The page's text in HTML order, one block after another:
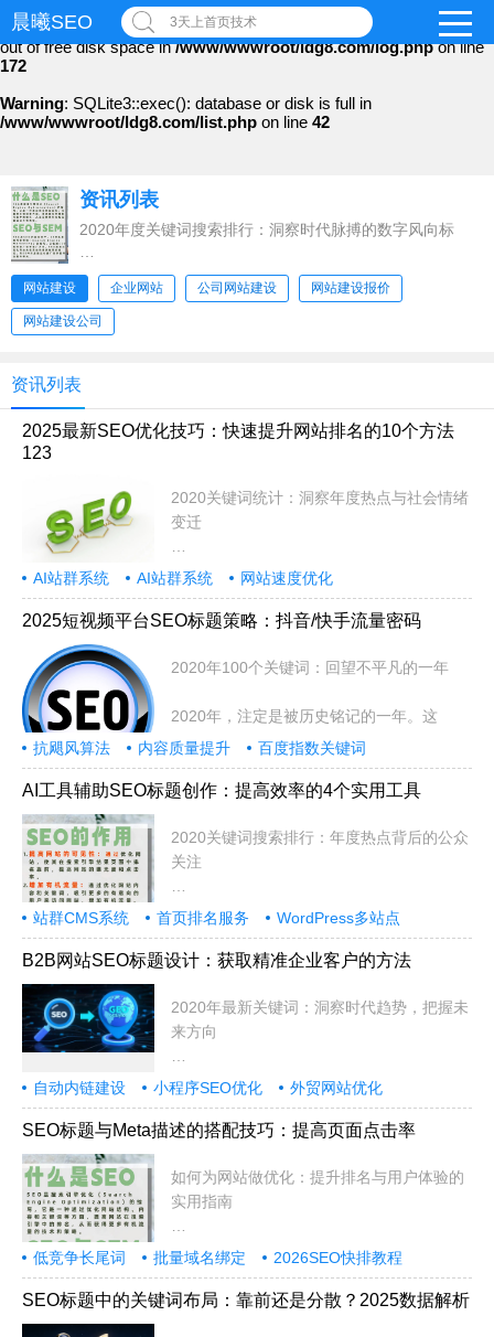
Warning: file_put_contents(): Only -1 of 96 bytes written, possibly
out of free disk space in/www/wwwroot/ldg8.com/log.phpon line
172
Warning: SQLite3::exec(): database or disk is full in
/www/wwwroot/ldg8.com/list.php on line 42
晨曦SEO 3天上首页技术
资讯列表
2020年度关键词搜索排行：洞察时代脉搏的数字风向标
在信息爆炸的时代，网络搜索不
网站建设 企业网站 公司网站建设 网站建设报价
网站建设公司
资讯列表
2025最新SEO优化技巧：快速提升网站排名的10个方法
123
2020关键词统计：洞察年度热点与社会情绪
变迁
2020年是极不平凡的一年，全球经
AI站群系统 AI站群系统 网站速度优化
2025短视频平台SEO标题策略：抖音/快手流量密码
2020年100个关键词：回望不平凡的一年
2020年，注定是被历史铭记的一年。这
抗飓风算法
内容质量提升 百度指数关键词
AI工具辅助SEO标题创作：提高效率的4个实用工具
2020关键词搜索排行：年度热点背后的公众
关注
2020年是极不平凡的一年，全球经
站群CMS系统 首页排名服务 WordPress多站点
B2B网站SEO标题设计：获取精准企业客户的方法
2020年最新关键词：洞察时代趋势，把握未
来方向
2020年是极具变革意义的一年，
自动内链建设 小程序SEO优化 外贸网站优化
SEO标题与Meta描述的搭配技巧：提高页面点击率
如何为网站做优化：提升排名与用户体验的
实用指南
在当今数字化时代，拥有一个功能齐全
低竞争长尾词 批量域名绑定 2026SEO快排教程
SEO标题中的关键词布局：靠前还是分散？2025数据解析